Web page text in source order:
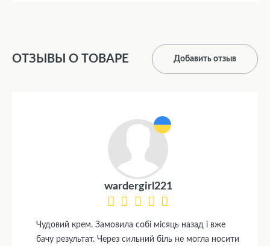
ОТЗЫВЫ О ТОВАРЕ Добавить отзыв
wardergirl221
Чудовий крем. Замовила собі місяць назад і вже
бачу результат. Через сильний біль не могла носити